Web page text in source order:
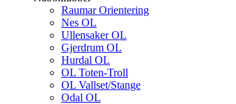
Raumar Orientering
Nes OL
Ullensaker OL
Gjerdrum OL
Hurdal OL
OL Toten-Troll
OL Vallset/Stange
Odal OL